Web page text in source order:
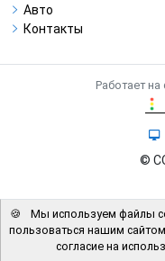
Авто
Контакты
Работает
©
🍪
Мы используем файлы
пользоваться нашим
согласие на